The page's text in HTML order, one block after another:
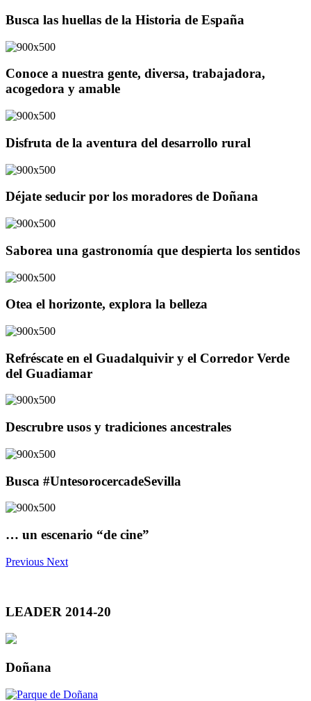
Busca las huellas de la Historia de España
Conoce a nuestra gente, diversa, trabajadora,
acogedora y amable
Disfruta de la aventura del desarrollo rural
Déjate seducir por los moradores de Doñana
Saborea una gastronomía que despierta los sentidos
Otea el horizonte, explora la belleza
Refréscate en el Guadalquivir y el Corredor Verde
del Guadiamar
Descrubre usos y tradiciones ancestrales
Busca #UntesorocercadeSevilla
… un escenario “de cine”
Previous Next
LEADER 2014-20
Doñana